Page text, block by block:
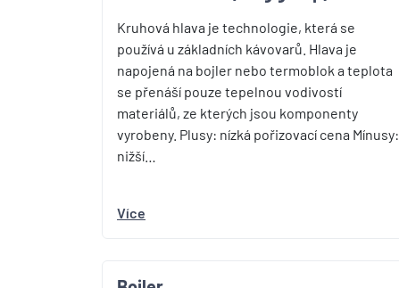
Kruhová hlava je technologie, která se
používá u základních kávovarů. Hlava je
napojená na bojler nebo termoblok a teplota
se přenáší pouze tepelnou vodivostí
materiálů, ze kterých jsou komponenty
vyrobeny. Plusy: nízká pořizovací cena Mínusy:
nižší…
Více